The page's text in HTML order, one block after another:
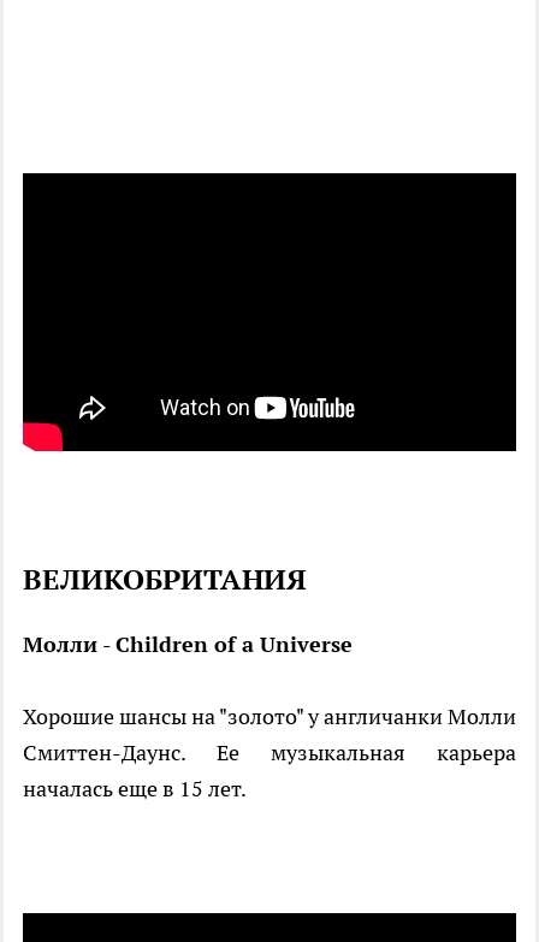
ВЕЛИКОБРИТАНИЯ
Молли - Children of a Universe
Хорошие шансы на "золото" у англичанки Молли
Смиттен-Даунс. Ее музыкальная карьера
началась еще в 15 лет.